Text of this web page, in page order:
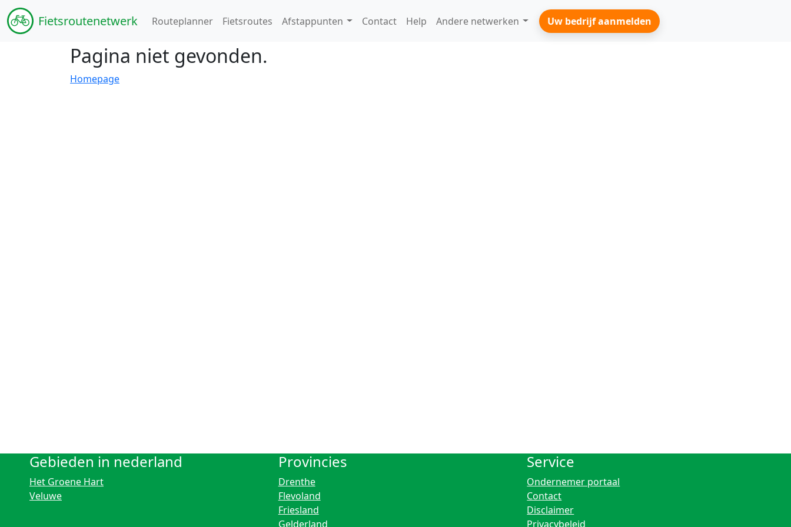
Fietsroutenetwerk Routeplanner Fietsroutes Afstappunten Contact Help Andere netwerken Uw bedrijf aanmelden
Pagina niet gevonden.
Homepage
Gebieden in nederland
Het Groene Hart
Veluwe
Provincies
Drenthe
Flevoland
Friesland
Gelderland
Service
Ondernemer portaal
Contact
Disclaimer
Privacybeleid